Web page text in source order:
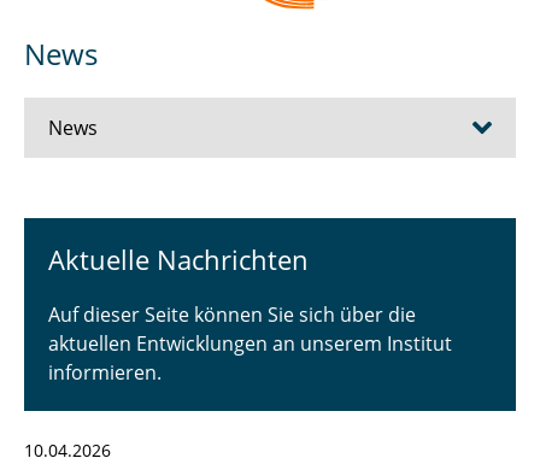
News
News
Aktuelle Nachrichten
Auf dieser Seite können Sie sich über die
aktuellen Entwicklungen an unserem Institut
informieren.
10.04.2026